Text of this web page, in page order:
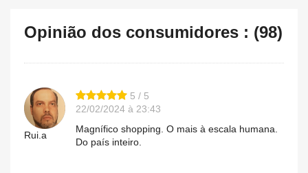
Opinião dos consumidores : (98)
Rui.a
5 / 5
22/02/2024 à 23:43
Magnífico shopping. O mais à escala humana.
Do país inteiro.